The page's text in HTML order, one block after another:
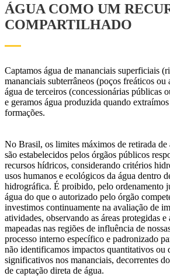
ÁGUA COMO UM
COMPARTILHADO
Captamos água de mananciais superficiais
mananciais subterrâneos (poços freáticos ou
água de terceiros (concessionárias públicas
e geramos água produzida quando
formações.
No Brasil, os limites máximos de retirada de
são estabelecidos pelos órgãos públicos
recursos hídricos, considerando critérios
usos humanos e ecológicos da água dentro
hidrográfica. É proibido, pelo ordenamento
água do que o autorizado pelo órgão
investimos continuamente na avaliação de
atividades, observando as áreas protegidas e
mapeadas nas regiões de influência de
processo interno específico e padronizado
não identificamos impactos quantitativos ou
significativos nos mananciais, decorrentes
de captação direta de água.